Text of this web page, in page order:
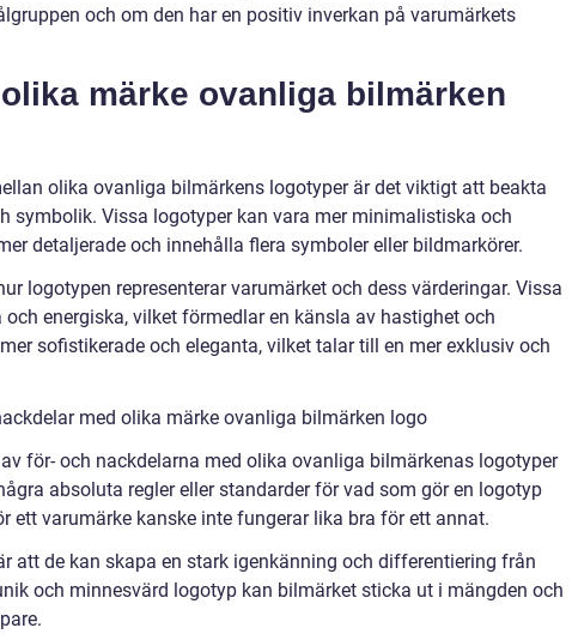
och om den har en positiv inverkan på varumärkets
märke ovanliga bilmärken
olika ovanliga bilmärkens logotyper är det viktigt att beakta
symbolik. Vissa logotyper kan vara mer minimalistiska och
detaljerade och innehålla flera symboler eller bildmarkörer.
logotypen representerar varumärket och dess värderingar. Vissa
energiska, vilket förmedlar en känsla av hastighet och
sofistikerade och eleganta, vilket talar till en mer exklusiv och
med olika märke ovanliga bilmärken logo
för- och nackdelarna med olika ovanliga bilmärkenas logotyper
absoluta regler eller standarder för vad som gör en logotyp
ett varumärke kanske inte fungerar lika bra för ett annat.
att de kan skapa en stark igenkänning och differentiering från
och minnesvärd logotyp kan bilmärket sticka ut i mängden och